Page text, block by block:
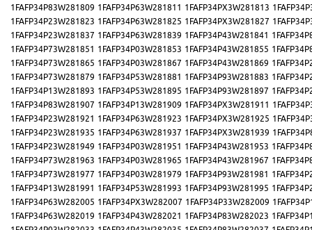
1FAFP34P83W281809 1FAFP34P63W281811 1FAFP34PX3W281813
1FAFP34P23W281823 1FAFP34P63W281825 1FAFP34PX3W281827
1FAFP34P23W281837 1FAFP34P63W281839 1FAFP34P43W281841
1FAFP34P73W281851 1FAFP34P03W281853 1FAFP34P43W281855
1FAFP34P73W281865 1FAFP34P03W281867 1FAFP34P43W281869
1FAFP34P73W281879 1FAFP34P53W281881 1FAFP34P93W281883
1FAFP34P13W281893 1FAFP34P53W281895 1FAFP34P93W281897
1FAFP34P83W281907 1FAFP34P13W281909 1FAFP34PX3W281911
1FAFP34P23W281921 1FAFP34P63W281923 1FAFP34PX3W281925
1FAFP34P23W281935 1FAFP34P63W281937 1FAFP34PX3W281939
1FAFP34P23W281949 1FAFP34P03W281951 1FAFP34P43W281953
1FAFP34P73W281963 1FAFP34P03W281965 1FAFP34P43W281967
1FAFP34P73W281977 1FAFP34P03W281979 1FAFP34P93W281981
1FAFP34P13W281991 1FAFP34P53W281993 1FAFP34P93W281995
1FAFP34P63W282005 1FAFP34PX3W282007 1FAFP34P33W282009
1FAFP34P63W282019 1FAFP34P43W282021 1FAFP34P83W282023